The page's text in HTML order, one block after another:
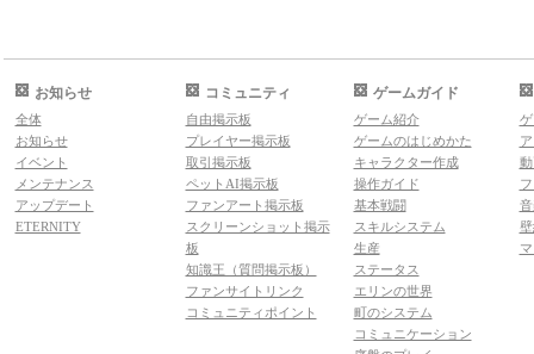
お知らせ
全体
お知らせ
イベント
メンテナンス
アップデート
ETERNITY
コミュニティ
自由掲示板
プレイヤー掲示板
取引掲示板
ペットAI掲示板
ファンアート掲示板
スクリーンショット掲示
板
知識王（質問掲示板）
ファンサイトリンク
コミュニティポイント
ゲームガイド
ゲーム紹介
ゲームのはじめかた
キャラクター作成
操作ガイド
基本戦闘
スキルシステム
生産
ステータス
エリンの世界
町のシステム
コミュニケーション